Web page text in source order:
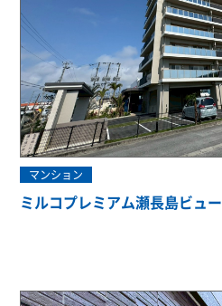
マンション
ミルコプレミアム瀬長島ビュー